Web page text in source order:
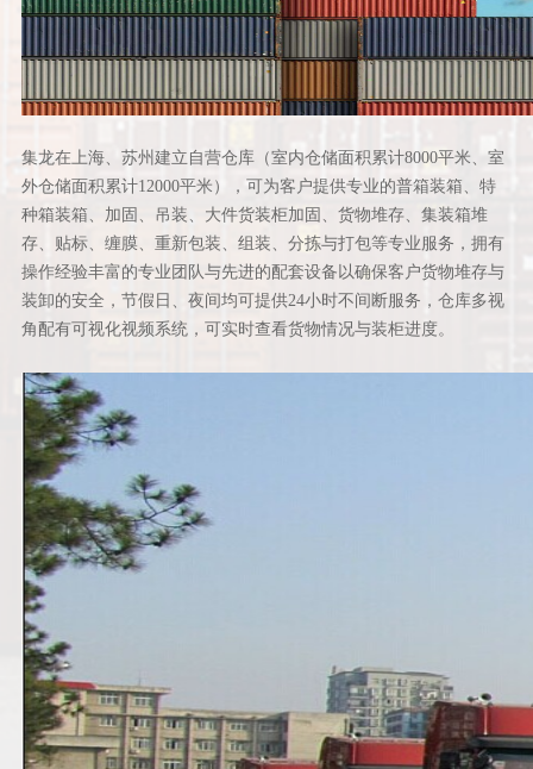
集龙在上海、苏州建立自营仓库（室内仓储面积累计8000平米、室
外仓储面积累计12000平米），可为客户提供专业的普箱装箱、特
种箱装箱、加固、吊装、大件货装柜加固、货物堆存、集装箱堆
存、贴标、缠膜、重新包装、组装、分拣与打包等专业服务，拥有
操作经验丰富的专业团队与先进的配套设备以确保客户货物堆存与
装卸的安全，节假日、夜间均可提供24小时不间断服务，仓库多视
角配有可视化视频系统，可实时查看货物情况与装柜进度。